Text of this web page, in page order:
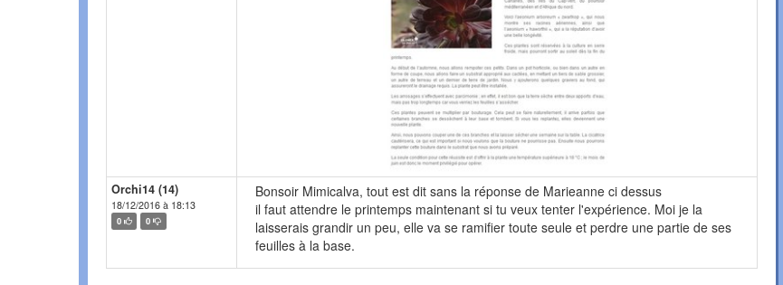
Orchi14 (14)
18/12/2016 à 18:13
0 0
Bonsoir Mimicalva, tout est dit sans la réponse de Marieanne ci dessus
il faut attendre le printemps maintenant si tu veux tenter l'expérience. Moi je la
laisserais grandir un peu, elle va se ramifier toute seule et perdre une partie de ses
feuilles à la base.